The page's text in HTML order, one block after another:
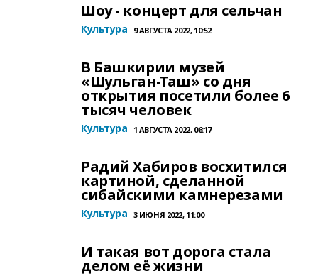
Шоу - концерт для сельчан
Культура 9 АВГУСТА 2022, 10:52
В Башкирии музей
«Шульган-Таш» со дня
открытия посетили более 6
тысяч человек
Культура 1 АВГУСТА 2022, 06:17
Радий Хабиров восхитился
картиной, сделанной
сибайскими камнерезами
Культура 3 ИЮНЯ 2022, 11:00
И такая вот дорога стала
делом её жизни